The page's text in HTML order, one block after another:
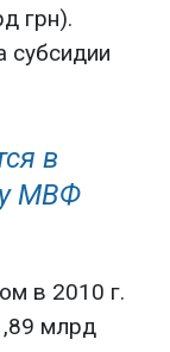
грн).
субсидии
в
МВФ
в 2010 г.
млрд